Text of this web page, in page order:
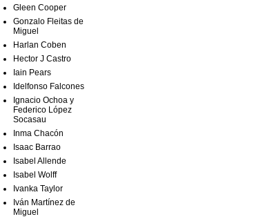
Gleen Cooper
Gonzalo Fleitas de
Miguel
Harlan Coben
Hector J Castro
Iain Pears
Idelfonso Falcones
Ignacio Ochoa y
Federico López
Socasau
Inma Chacón
Isaac Barrao
Isabel Allende
Isabel Wolff
Ivanka Taylor
Iván Martínez de
Miguel